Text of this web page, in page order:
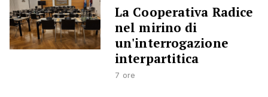
La Cooperativa Radice
nel mirino di
un'interrogazione
interpartitica
7 ore